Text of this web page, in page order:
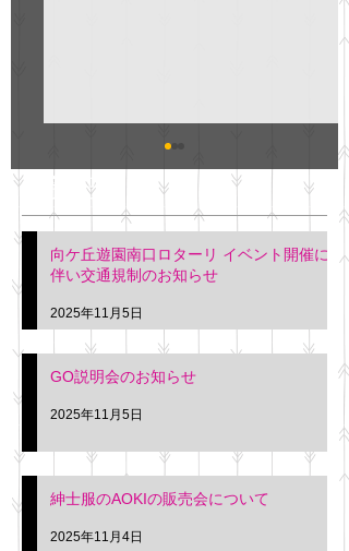
明日(11月6日)午後3時～5
階会議室にてGOの説明会
を行います。 神奈川個人
タクシー協同組合 専務 佐
久間
最新記事
向ケ丘遊園南口ロターリ イベント開催に
伴い交通規制のお知らせ
2025年11月5日
GO説明会のお知らせ
2025年11月5日
紳士服のAOKIの販売会について
2025年11月4日